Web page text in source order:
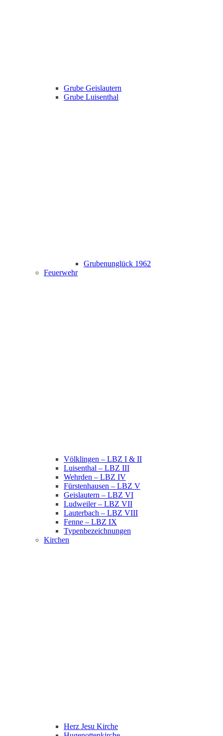
Grube Geislautern
Grube Luisenthal
Grubenunglück 1962
Feuerwehr
Völklingen – LBZ I & II
Luisenthal – LBZ III
Wehrden – LBZ IV
Fürstenhausen – LBZ V
Geislautern – LBZ VI
Ludweiler – LBZ VII
Lauterbach – LBZ VIII
Fenne – LBZ IX
Typenbezeichnungen
Kirchen
Herz Jesu Kirche